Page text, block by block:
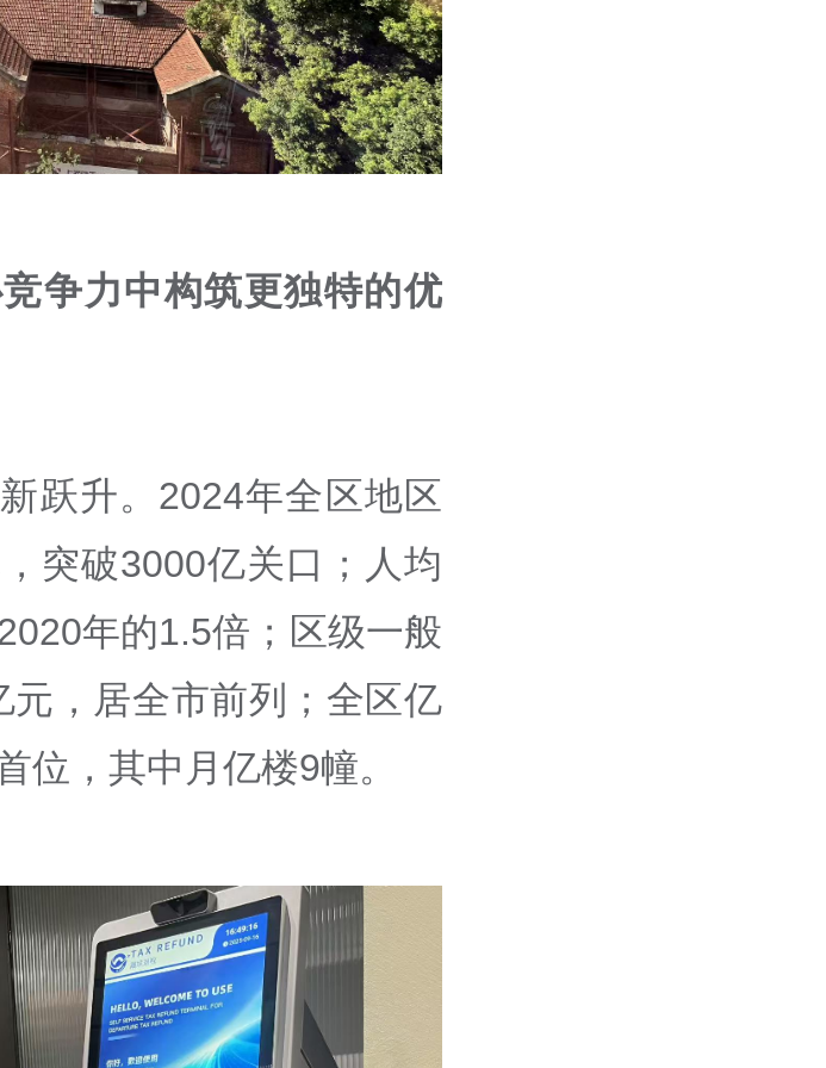
争力中构筑更独特的优
跃升。2024年全区地区
突破3000亿关口；人均
年的1.5倍；区级一般
，居全市前列；全区亿
位，其中月亿楼9幢。